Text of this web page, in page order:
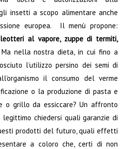
insetti a scopo alimentare anche
europea. Il menù propone:
al vapore, zuppe di termiti,
Ma nella nostra dieta, in cui fino a
l’utilizzo persino dei semi di
il consumo del verme
o la produzione di pasta e
o grillo da essiccare? Un affronto
chiedersi quali garanzie di
prodotti del futuro, quali effetti
a coloro che, certi di non